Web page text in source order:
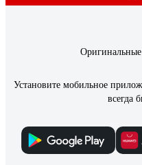
Оригинальные
Установите мобильное
всегда